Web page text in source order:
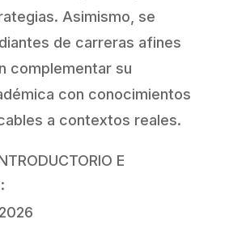
Asimismo, se
de carreras afines
complementar su
con conocimientos
a contextos reales.
E